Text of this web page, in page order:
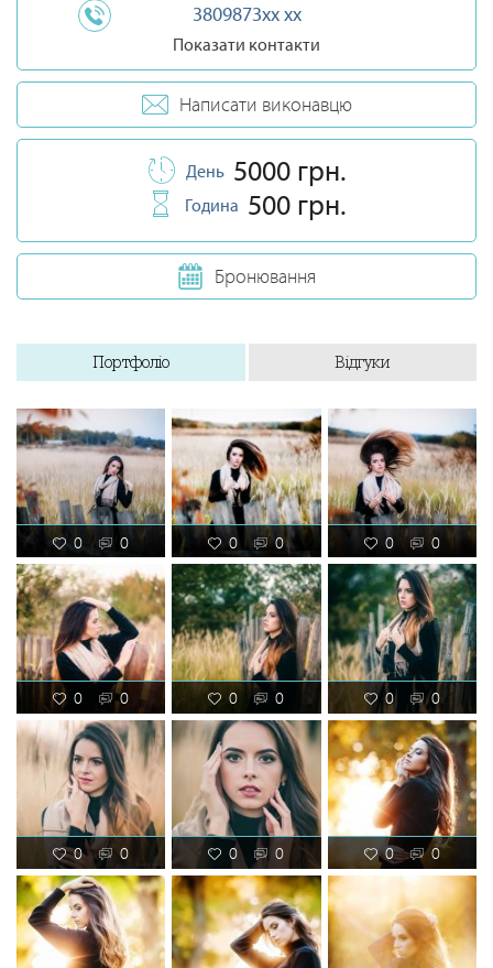
3809873xx xx
Показати контакти
Написати виконавцю
День 5000 грн.
Година 500 грн.
Бронювання
Портфоліо Відгуки
0 0 0 0 0 0
0 0 0 0 0 0
0 0 0 0 0 0